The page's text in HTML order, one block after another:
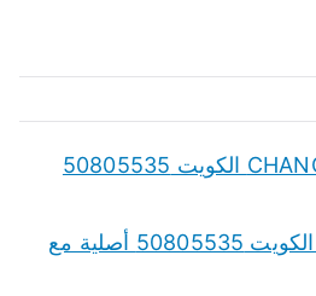
قطع غيار شانجان CHANGAN الكويت 50805535
قطع غيار دومي Domi الكويت 50805535 أصلية مع